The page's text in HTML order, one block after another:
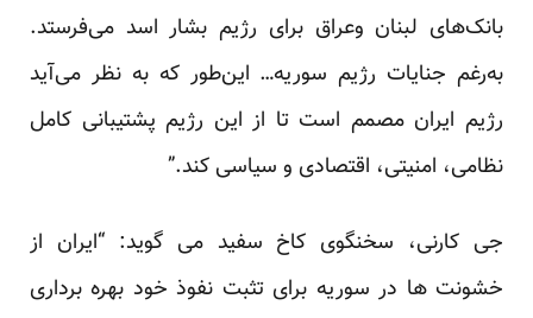
بانک‌های لبنان وعراق برای رژیم بشار اسد می‌فرستد.
به‌رغم جنایات رژیم سوریه… این‌طور که به نظر می‌آید
رژیم ایران مصمم است تا از این رژیم پشتیبانی کامل
نظامی، امنیتی، اقتصادی و سیاسی کند.”
جی کارنی، سخنگوی کاخ سفید می گوید: “ایران از
خشونت ها در سوریه برای تثبت نفوذ خود بهره برداری